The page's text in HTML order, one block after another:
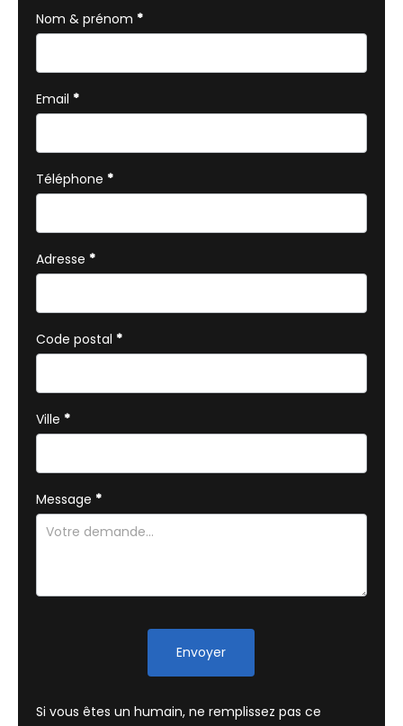
avec
téléphone
Nom & prénom *
Email *
Téléphone *
Adresse *
Code postal *
Ville *
Message *
Envoyer
Si vous êtes un humain, ne remplissez pas ce